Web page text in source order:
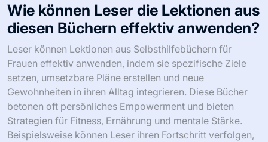
Wie können Leser die Lektionen aus
diesen Büchern effektiv anwenden?
Leser können Lektionen aus Selbsthilfebüchern für
Frauen effektiv anwenden, indem sie spezifische Ziele
setzen, umsetzbare Pläne erstellen und neue
Gewohnheiten in ihren Alltag integrieren. Diese Bücher
betonen oft persönliches Empowerment und bieten
Strategien für Fitness, Ernährung und mentale Stärke.
Beispielsweise können Leser ihren Fortschritt verfolgen,